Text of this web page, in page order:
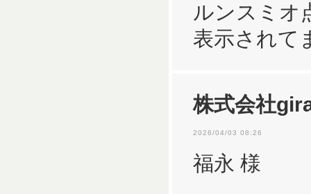
ルンスミオ
表示されて
株式会社
2026/04/03 08:26
福永 様